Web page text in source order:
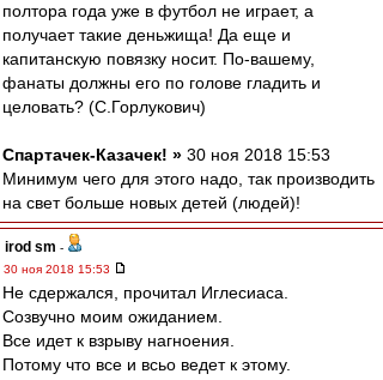
полтора года уже в футбол не играет, а
получает такие деньжища! Да еще и
капитанскую повязку носит. По-вашему,
фанаты должны его по голове гладить и
целовать? (С.Горлукович)
Спартачек-Казачек! » 30 ноя 2018 15:53
Минимум чего для этого надо, так производить
на свет больше новых детей (людей)!
irod sm -
30 ноя 2018 15:53
Не сдержался, прочитал Иглесиаса.
Созвучно моим ожиданием.
Все идет к взрыву нагноения.
Потому что все и всьо ведет к этому.